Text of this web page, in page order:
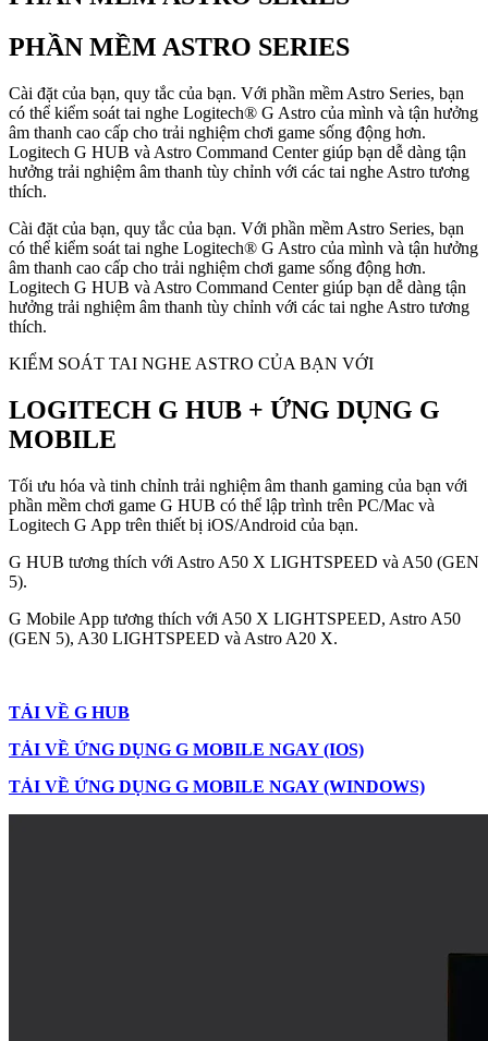
PHẦN MỀM ASTRO SERIES
Cài đặt của bạn, quy tắc của bạn. Với phần mềm Astro Series, bạn
có thể kiểm soát tai nghe Logitech® G Astro của mình và tận hưởng
âm thanh cao cấp cho trải nghiệm chơi game sống động hơn.
Logitech G HUB và Astro Command Center giúp bạn dễ dàng tận
hưởng trải nghiệm âm thanh tùy chỉnh với các tai nghe Astro tương
thích.
Cài đặt của bạn, quy tắc của bạn. Với phần mềm Astro Series, bạn
có thể kiểm soát tai nghe Logitech® G Astro của mình và tận hưởng
âm thanh cao cấp cho trải nghiệm chơi game sống động hơn.
Logitech G HUB và Astro Command Center giúp bạn dễ dàng tận
hưởng trải nghiệm âm thanh tùy chỉnh với các tai nghe Astro tương
thích.
KIỂM SOÁT TAI NGHE ASTRO CỦA BẠN VỚI
LOGITECH G HUB + ỨNG DỤNG G
MOBILE
Tối ưu hóa và tinh chỉnh trải nghiệm âm thanh gaming của bạn với
phần mềm chơi game G HUB có thể lập trình trên PC/Mac và
Logitech G App trên thiết bị iOS/Android của bạn.
G HUB tương thích với Astro A50 X LIGHTSPEED và A50 (GEN
5).
G Mobile App tương thích với A50 X LIGHTSPEED, Astro A50
(GEN 5), A30 LIGHTSPEED và Astro A20 X.
TẢI VỀ G HUB
TẢI VỀ ỨNG DỤNG G MOBILE NGAY (IOS)
TẢI VỀ ỨNG DỤNG G MOBILE NGAY (WINDOWS)